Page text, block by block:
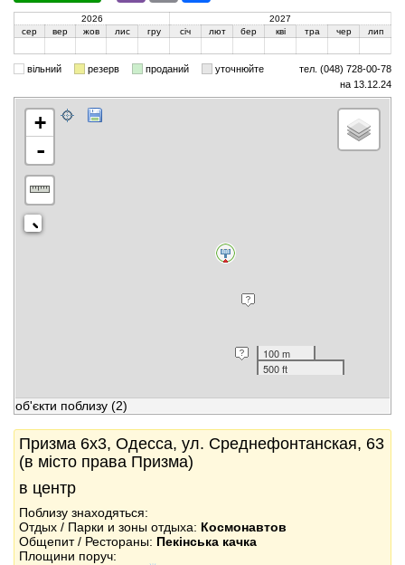
2026
2027
сер
вер жов лис гру січ лют бер кві тра чер лип
вільний резерв проданий уточнюйте
тел. (048) 728-00-78
на 13.12.24
+
-
100 m
500 ft
об'єкти поблизу (2)
Призма 6x3, Одесса, ул. Среднефонтанская, 63
(в місто права Призма)
в центр
Поблизу знаходяться:
Отдых / Парки и зоны отдыха: Космонавтов
Общепит / Рестораны: Пекінська качка
Площини поруч: